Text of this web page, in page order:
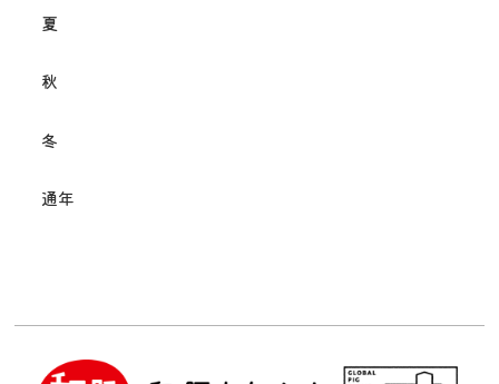
夏
秋
冬
通年